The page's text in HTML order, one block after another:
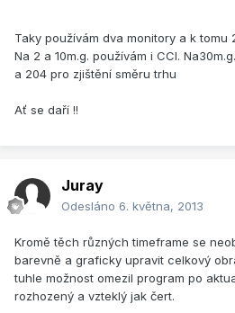
Taky používám dva monitory a k tomu
Na 2 a 10m.g. používám i CCI.
a 204 pro zjištění směru trhu
Ať se daří !!
Juray
Odesláno 6. května, 2013
Kromě těch různých timeframe se
barevně a graficky upravit celkový
tuhle možnost omezil program po
rozhozený a vzteklý jak čert.